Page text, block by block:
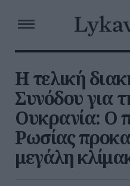
Η τελική
Συνόδου για
Ουκρανία: Ο
Ρωσίας
μεγάλη